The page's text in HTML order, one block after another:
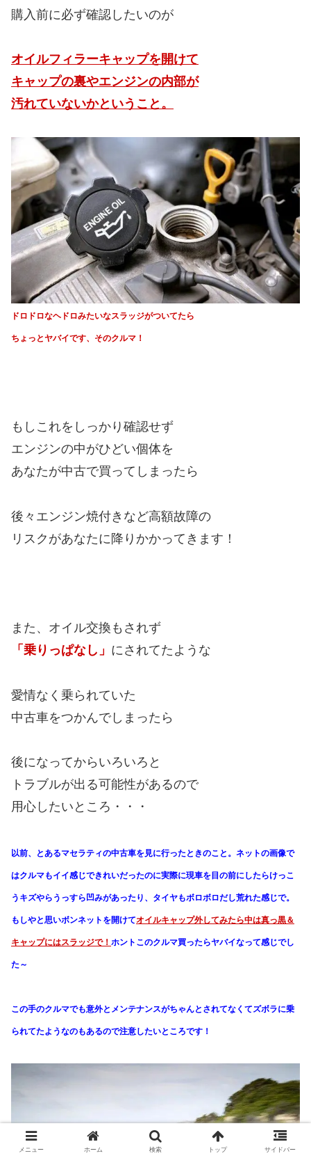
購入前に必ず確認したいのが
オイルフィラーキャップを開けて
キャップの裏やエンジンの内部が
汚れていないかということ。
ドロドロなヘドロみたいなスラッジがついてたら
ちょっとヤバイです、そのクルマ！
もしこれをしっかり確認せず
エンジンの中がひどい個体を
あなたが中古で買ってしまったら
後々エンジン焼付きなど高額故障の
リスクがあなたに降りかかってきます！
また、オイル交換もされず
「乗りっぱなし」 にされてたような
愛情なく乗られていた
中古車をつかんでしまったら
後になってからいろいろと
トラブルが出る可能性があるので
用心したいところ・・・
以前、とあるマセラティの中古車を見に行ったときのこと。ネットの画像で
はクルマもイイ感じできれいだったのに実際に現車を目の前にしたらけっこ
うキズやらうっすら凹みがあったり、タイヤもボロボロだし荒れた感じで。
もしやと思いボンネットを開けてオイルキャップ外してみたら中は真っ黒＆
キャップにはスラッジで！ ホントこのクルマ買ったらヤバイなって感じでし
た～
この手のクルマでも意外とメンテナンスがちゃんとされてなくてズボラに乗
られてたようなのもあるので注意したいところです！
メニュー ホーム 検索 トップ サイドバー